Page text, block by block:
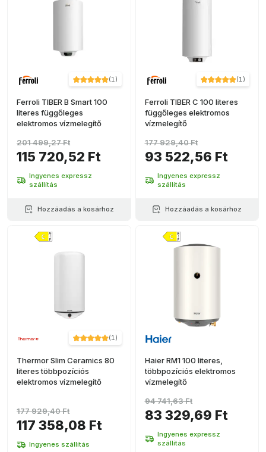
(1)
Ferroli TIBER B Smart 100
literes függőleges
elektromos vízmelegítő
115 720,52 Ft
201 499,27 Ft
Ingyenes expressz
szállítás
Hozzáadás a kosárhoz
(1)
Ferroli TIBER C 100 literes
függőleges elektromos
vízmelegítő
93 522,56 Ft
177 929,40 Ft
Ingyenes expressz
szállítás
Hozzáadás a kosárhoz
(1)
Thermor Slim Ceramics 80
literes többpozíciós
elektromos vízmelegítő
117 358,08 Ft
177 929,40 Ft
Ingyenes szállítás
Haier RM1 100 literes,
többpozíciós elektromos
vízmelegítő
83 329,69 Ft
94 741,63 Ft
Ingyenes expressz
szállítás